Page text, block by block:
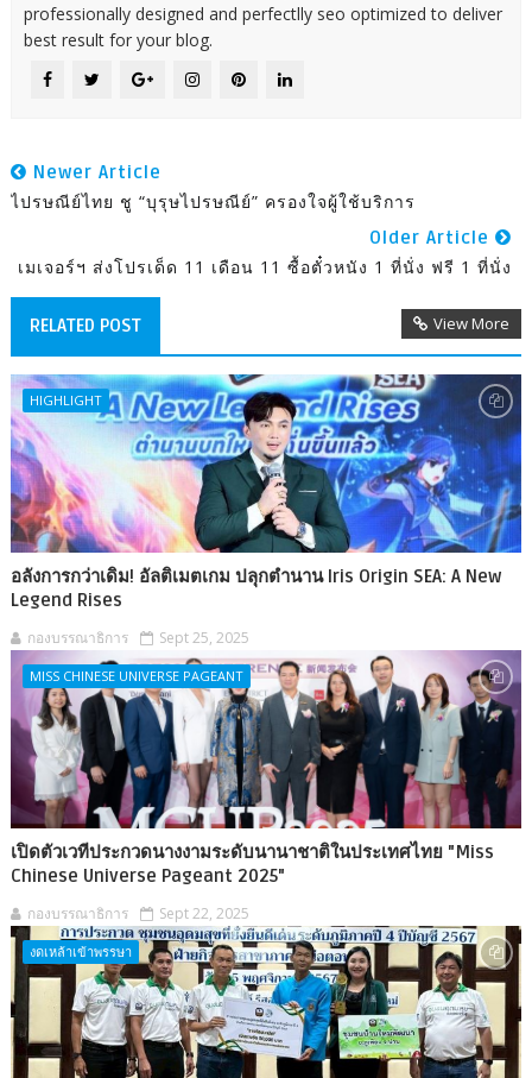
professionally designed and perfectlly seo optimized to deliver
best result for your blog.
Newer Article
ไปรษณีย์ไทย ชู “บุรุษไปรษณีย์” ครองใจผู้ใช้บริการ
Older Article
เมเจอร์ฯ ส่งโปรเด็ด 11 เดือน 11 ซื้อตั๋วหนัง 1 ที่นั่ง ฟรี 1 ที่นั่ง
RELATED POST View More
HIGHLIGHT
อลังการกว่าเดิม! อัลติเมตเกม ปลุกตำนาน Iris Origin SEA: A New
Legend Rises
กองบรรณาธิการ Sept 25, 2025
MISS CHINESE UNIVERSE PAGEANT
เปิดตัวเวทีประกวดนางงามระดับนานาชาติในประเทศไทย "Miss
Chinese Universe Pageant 2025"
กองบรรณาธิการ Sept 22, 2025
งดเหล้าเข้าพรรษา